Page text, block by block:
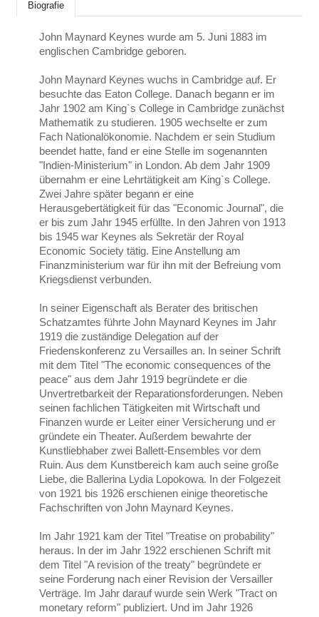
Biografie
John Maynard Keynes wurde am 5. Juni 1883 im
englischen Cambridge geboren.
John Maynard Keynes wuchs in Cambridge auf. Er
besuchte das Eaton College. Danach begann er im
Jahr 1902 am King`s College in Cambridge zunächst
Mathematik zu studieren. 1905 wechselte er zum
Fach Nationalökonomie. Nachdem er sein Studium
beendet hatte, fand er eine Stelle im sogenannten
"Indien-Ministerium" in London. Ab dem Jahr 1909
übernahm er eine Lehrtätigkeit am King`s College.
Zwei Jahre später begann er eine
Herausgebertätigkeit für das "Economic Journal", die
er bis zum Jahr 1945 erfüllte. In den Jahren von 1913
bis 1945 war Keynes als Sekretär der Royal
Economic Society tätig. Eine Anstellung am
Finanzministerium war für ihn mit der Befreiung vom
Kriegsdienst verbunden.
In seiner Eigenschaft als Berater des britischen
Schatzamtes führte John Maynard Keynes im Jahr
1919 die zuständige Delegation auf der
Friedenskonferenz zu Versailles an. In seiner Schrift
mit dem Titel "The economic consequences of the
peace" aus dem Jahr 1919 begründete er die
Unvertretbarkeit der Reparationsforderungen. Neben
seinen fachlichen Tätigkeiten mit Wirtschaft und
Finanzen wurde er Leiter einer Versicherung und er
gründete ein Theater. Außerdem bewahrte der
Kunstliebhaber zwei Ballett-Ensembles vor dem
Ruin. Aus dem Kunstbereich kam auch seine große
Liebe, die Ballerina Lydia Lopokowa. In der Folgezeit
von 1921 bis 1926 erschienen einige theoretische
Fachschriften von John Maynard Keynes.
Im Jahr 1921 kam der Titel "Treatise on probability"
heraus. In der im Jahr 1922 erschienen Schrift mit
dem Titel "A revision of the treaty" begründete er
seine Forderung nach einer Revision der Versailler
Verträge. Im Jahr darauf wurde sein Werk "Tract on
monetary reform" publiziert. Und im Jahr 1926